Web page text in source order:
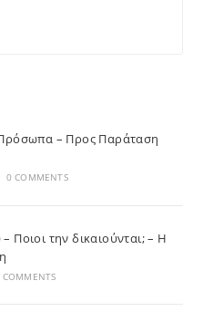
– Προς Παράταση
0 COMMENTS
Ποιοι την δικαιούνται; – Η